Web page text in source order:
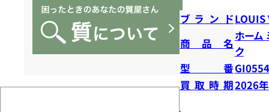
ブランドLOUIS
商品名
ホーム
ク
型番GI0554
買取時期2026